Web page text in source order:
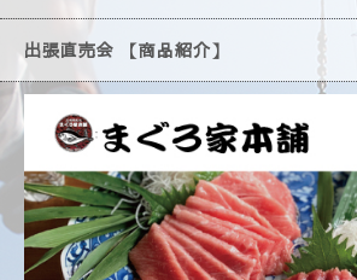
出張直売会 【商品紹介】